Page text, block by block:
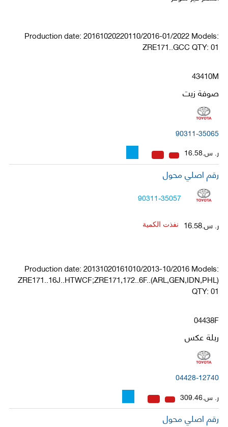
Production date: 20161020220110/2016-01/2022 Models:
ZRE171..GCC QTY: 01
43410M
صوفة زيت
90311-35065
ر. س.16.58
رقم اصلي محول
90311-35057
ر. س.16.58 نفذت الكمية
Production date: 20131020161010/2013-10/2016 Models:
ZRE171..16J..HTWCF;ZRE171,172..6F..(ARL,GEN,IDN,PHL)
QTY: 01
04438F
ربلة عكس
04428-12740
ر. س.309.46
رقم اصلي محول